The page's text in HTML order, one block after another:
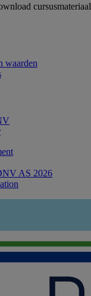
cursusmateriaal
waarden
AS 2026